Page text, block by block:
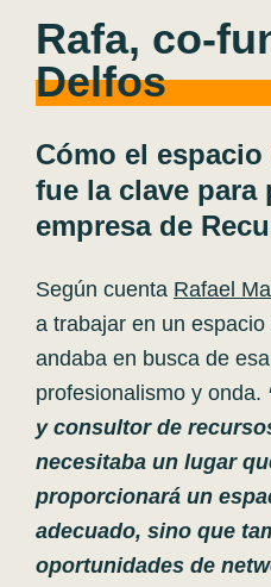
Rafa, co-
Delfos
Cómo el
fue la clave para
empresa de
Según cuenta Rafael
a trabajar en un
andaba en busca de
profesionalismo y onda.
y consultor de
necesitaba un lugar
proporcionará un
adecuado, sino que
oportunidades de